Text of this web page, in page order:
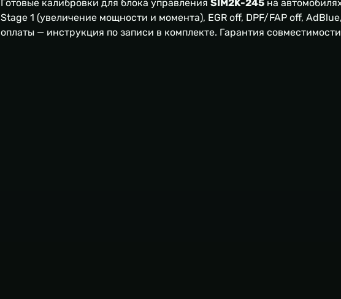
Готовые калибровки для блока управления SIM2K-245 на
Stage 1 (увеличение мощности и момента), EGR off, DPF/FAP off,
оплаты — инструкция по записи в комплекте. Гарантия